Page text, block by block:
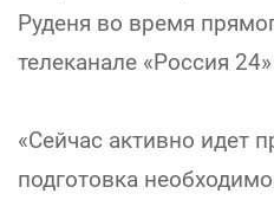
Руденя во время
телеканале «Россия
«Сейчас активно идет
подготовка